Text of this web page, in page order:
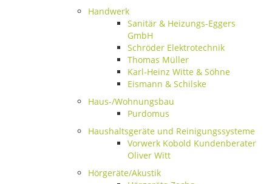
Handwerk
Sanitär & Heizungs-Eggers
GmbH
Schröder Elektrotechnik
Thomas Müller
Karl-Heinz Witte & Söhne
Eismann & Schilske
Haus-/Wohnungsbau
Purdomus
Haushaltsgeräte und Reinigungssysteme
Vorwerk Kobold Kundenberater
Oliver Witt
Hörgeräte/Akustik